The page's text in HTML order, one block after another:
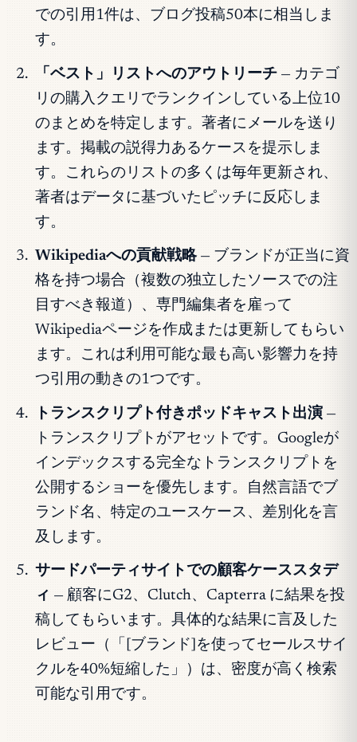
での引用1件は、ブログ投稿50本に相当しま
す。
「ベスト」リストへのアウトリーチ— カテゴ
リの購入クエリでランクインしている上位10
のまとめを特定します。著者にメールを送り
ます。掲載の説得力あるケースを提示しま
す。これらのリストの多くは毎年更新され、
著者はデータに基づいたピッチに反応しま
す。
Wikipediaへの貢献戦略— ブランドが正当に資
格を持つ場合（複数の独立したソースでの注
目すべき報道）、専門編集者を雇って
Wikipediaページを作成または更新してもらい
ます。これは利用可能な最も高い影響力を持
つ引用の動きの1つです。
トランスクリプト付きポッドキャスト出演—
トランスクリプトがアセットです。Googleが
インデックスする完全なトランスクリプトを
公開するショーを優先します。自然言語でブ
ランド名、特定のユースケース、差別化を言
及します。
サードパーティサイトでの顧客ケーススタデ
ィ — 顧客にG2、Clutch、Capterra に結果を投
稿してもらいます。具体的な結果に言及した
レビュー（「[ブランド]を使ってセールスサイ
クルを40%短縮した」）は、密度が高く検索
可能な引用です。